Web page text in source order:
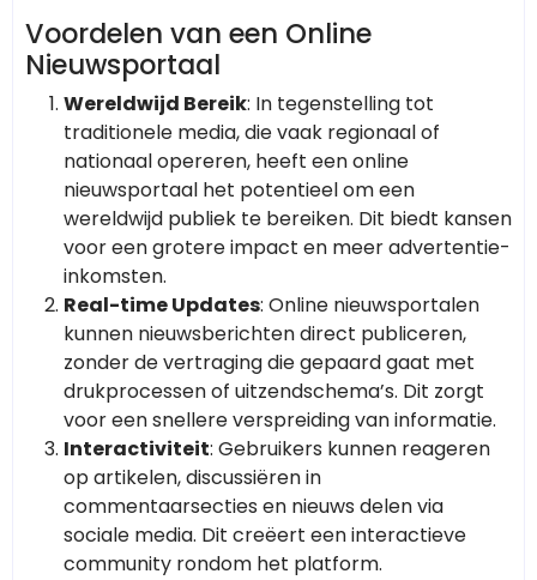
Voordelen van een Online
Nieuwsportaal
Wereldwijd Bereik: In tegenstelling tot
traditionele media, die vaak regionaal of
nationaal opereren, heeft een online
nieuwsportaal het potentieel om een
wereldwijd publiek te bereiken. Dit biedt kansen
voor een grotere impact en meer advertentie-
inkomsten.
Real-time Updates: Online nieuwsportalen
kunnen nieuwsberichten direct publiceren,
zonder de vertraging die gepaard gaat met
drukprocessen of uitzendschema’s. Dit zorgt
voor een snellere verspreiding van informatie.
Interactiviteit: Gebruikers kunnen reageren
op artikelen, discussiëren in
commentaarsecties en nieuws delen via
sociale media. Dit creëert een interactieve
community rondom het platform.